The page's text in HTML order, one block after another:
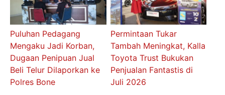
Puluhan Pedagang
Mengaku Jadi Korban,
Dugaan Penipuan Jual
Beli Telur Dilaporkan ke
Polres Bone
Permintaan Tukar
Tambah Meningkat, Kalla
Toyota Trust Bukukan
Penjualan Fantastis di
Juli 2026